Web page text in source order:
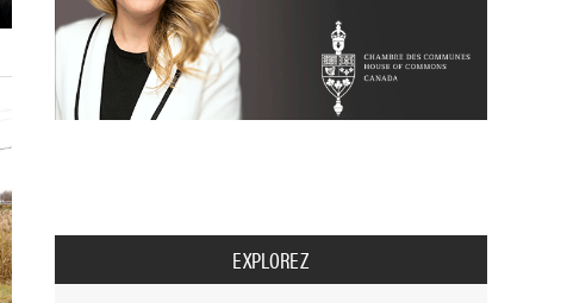
EXPLOREZ